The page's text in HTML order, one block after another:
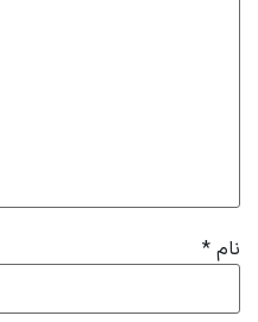
نام *